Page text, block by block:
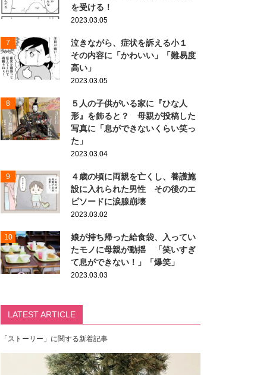
を受ける！
2023.03.05
7
泣きながら、症状を訴える小１
その内容に「かわいい」「難易度
高い」
2023.03.05
8
５人の子供がいる家に『ひな人
形』を飾ると？ 母親が投稿した
写真に「息ができないくらい笑っ
た」
2023.03.04
9
４歳の頃に両親を亡くし、養護施
設に入れられた男性 その後のエ
ピソードに涙腺崩壊
2023.03.02
10
娘が持ち帰った給食袋、入ってい
たモノに母親が動揺 「笑いすぎ
て息ができない！」「爆笑」
2023.03.03
LATEST ARTICLE
「ストーリー」に関する新着記事